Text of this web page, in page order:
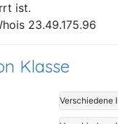
ist.
23.49.175.96
Klasse
Verschiedene